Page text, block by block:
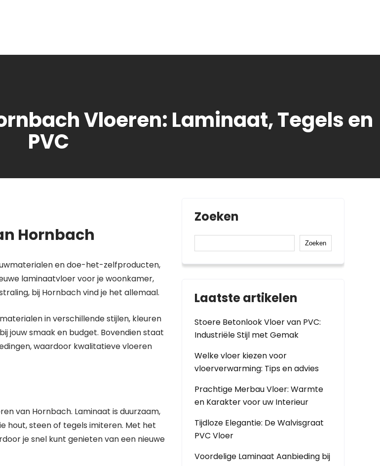
Vloeren: Laminaat, Tegels en
PVC
Hornbach
en doe-het-zelfproducten,
laminaatvloer voor je woonkamer,
bij Hornbach vind je het allemaal.
in verschillende stijlen, kleuren
jouw smaak en budget. Bovendien staat
waardoor kwalitatieve vloeren
van Hornbach. Laminaat is duurzaam,
hout, steen of tegels imiteren. Met het
je snel kunt genieten van een nieuwe
Zoeken
Zoeken
Laatste artikelen
Stoere Betonlook Vloer van PVC:
Industriële Stijl met Gemak
Welke vloer kiezen voor
vloerverwarming: Tips en advies
Prachtige Merbau Vloer: Warmte
en Karakter voor uw Interieur
Tijdloze Elegantie: De Walvisgraat
PVC Vloer
Voordelige Laminaat Aanbieding bij